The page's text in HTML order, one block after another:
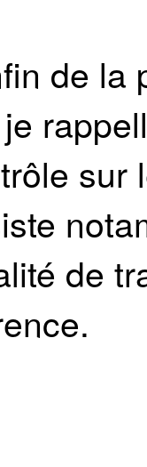
de
sur
de